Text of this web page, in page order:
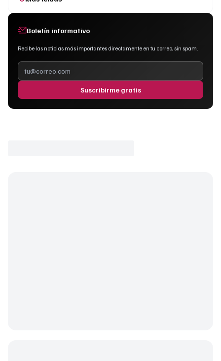
Boletín informativo
Recibe las noticias más importantes directamente en tu correo, sin spam.
Suscribirme gratis